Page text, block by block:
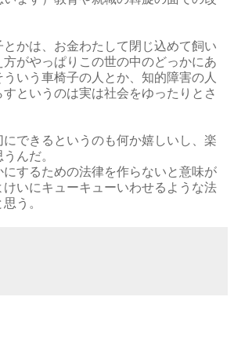
かは、お金わたして閉じ込めて飼い
がやっぱりこの世の中のどっかにあ
いう車椅子の人とか、知的障害の人
というのは実は社会をゆったりとさ
できるというのも何か嬉しいし、楽
んだ。
するための法律を作らないと意味が
いにキューキューいわせるような法
う。